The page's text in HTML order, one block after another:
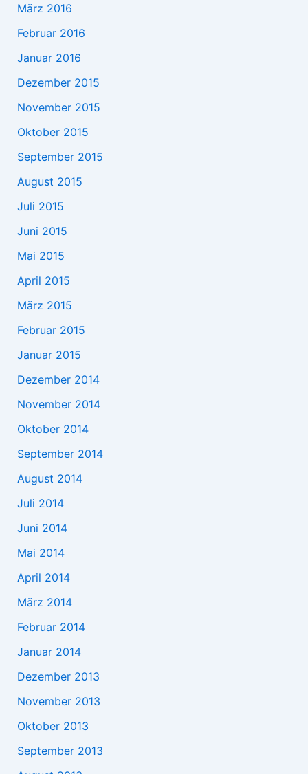
März 2016
Februar 2016
Januar 2016
Dezember 2015
November 2015
Oktober 2015
September 2015
August 2015
Juli 2015
Juni 2015
Mai 2015
April 2015
März 2015
Februar 2015
Januar 2015
Dezember 2014
November 2014
Oktober 2014
September 2014
August 2014
Juli 2014
Juni 2014
Mai 2014
April 2014
März 2014
Februar 2014
Januar 2014
Dezember 2013
November 2013
Oktober 2013
September 2013